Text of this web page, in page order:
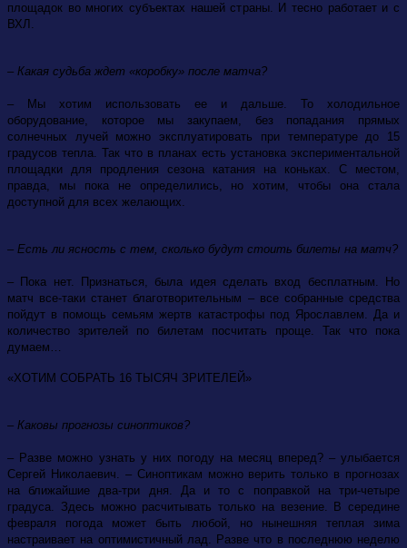
площадок во многих субъектах нашей страны. И тесно работает и с
ВХЛ.
– Какая судьба ждет «коробку» после матча?
– Мы хотим использовать ее и дальше. То холодильное
оборудование, которое мы закупаем, без попадания прямых
солнечных лучей можно эксплуатировать при температуре до 15
градусов тепла. Так что в планах есть установка экспериментальной
площадки для продления сезона катания на коньках. С местом,
правда, мы пока не определились, но хотим, чтобы она стала
доступной для всех желающих.
– Есть ли ясность с тем, сколько будут стоить билеты на матч?
– Пока нет. Признаться, была идея сделать вход бесплатным. Но
матч все-таки станет благотворительным – все собранные средства
пойдут в помощь семьям жертв катастрофы под Ярославлем. Да и
количество зрителей по билетам посчитать проще. Так что пока
думаем…
«ХОТИМ СОБРАТЬ 16 ТЫСЯЧ ЗРИТЕЛЕЙ»
– Каковы прогнозы синоптиков?
– Разве можно узнать у них погоду на месяц вперед? – улыбается
Сергей Николаевич. – Синоптикам можно верить только в прогнозах
на ближайшие два-три дня. Да и то с поправкой на три-четыре
градуса. Здесь можно расчитывать только на везение. В середине
февраля погода может быть любой, но нынешняя теплая зима
настраивает на оптимистичный лад. Разве что в последнюю неделю